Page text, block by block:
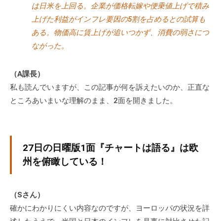
は日米を上回る。企業が価格転嫁や便乗値上げで積み
上げた利益がインフレ要因の5割を占めるとの試算も
ある。物価高に賃上げが追いつかず、消費の弱さにつ
ながった。
（A課長）
私も読んでいますが、この記事が何を訴えたいのか、正直な
ところあいまいな理解のまま、2面を開きました。
27日の日曜版1面『チャートは語る』は欧
州を俯瞰している！
（Sさん）
確かにわかりにくい内容なのですが、ヨーロッパの状況を詳